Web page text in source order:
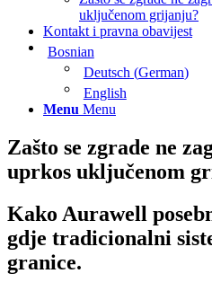
uključenom grijanju?
Kontakt i pravna obavijest
Bosnian
Deutsch (German)
English
Menu Menu
Zašto se zgrade ne
uprkos uključenom
Kako Aurawell
gdje tradicionalni
granice.